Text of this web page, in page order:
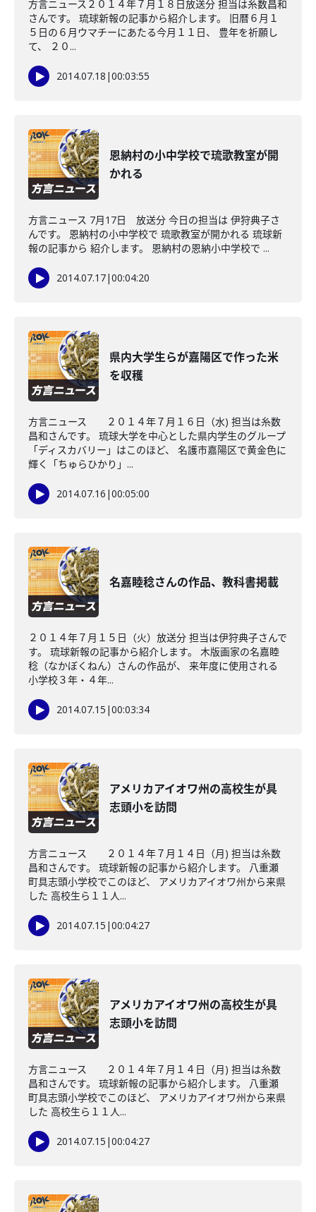
方言ニュース２０１４年７月１８日放送分 担当は糸数昌和
さんです。 琉球新報の記事から紹介します。 旧暦６月１
５日の６月ウマチーにあたる今月１１日、 豊年を祈願し
て、 ２０...
2014.07.18 |00:03:55
恩納村の小中学校で琉歌教室が開
かれる
方言ニュース 7月17日 放送分 今日の担当は 伊狩典子さ
んです。 恩納村の小中学校で 琉歌教室が開かれる 琉球新
報の記事から 紹介します。 恩納村の恩納小中学校で ...
2014.07.17|00:04:20
県内大学生らが嘉陽区で作った米
を収穫
方言ニュース ２０１４年７月１６日（水) 担当は糸数
昌和さんです。 琉球大学を中心とした県内学生のグループ
「ディスカバリー」はこのほど、 名護市嘉陽区で黄金色に
輝く「ちゅらひかり」...
2014.07.16 |00:05:00
名嘉睦稔さんの作品、教科書掲載
２０１４年７月１５日（火）放送分 担当は伊狩典子さんで
す。 琉球新報の記事から紹介します。 木版画家の名嘉睦
稔（なかぼくねん）さんの作品が、 来年度に使用される
小学校３年・４年...
2014.07.15 |00:03:34
アメリカアイオワ州の高校生が具
志頭小を訪問
方言ニュース ２０１４年７月１４日（月) 担当は糸数
昌和さんです。 琉球新報の記事から紹介します。 八重瀬
町具志頭小学校でこのほど、 アメリカアイオワ州から来県
した 高校生ら１１人...
2014.07.15 |00:04:27
アメリカアイオワ州の高校生が具
志頭小を訪問
方言ニュース ２０１４年７月１４日（月) 担当は糸数
昌和さんです。 琉球新報の記事から紹介します。 八重瀬
町具志頭小学校でこのほど、 アメリカアイオワ州から来県
した 高校生ら１１人...
2014.07.15 |00:04:27